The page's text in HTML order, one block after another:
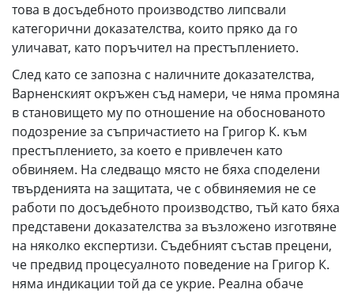
това в досъдебното производство липсвали
категорични доказателства, които пряко да го
уличават, като поръчител на престъплението.
След като се запозна с наличните доказателства,
Варненският окръжен съд намери, че няма промяна
в становището му по отношение на обоснованото
подозрение за съпричастието на Григор К. към
престъплението, за което е привлечен като
обвиняем. На следващо място не бяха споделени
твърденията на защитата, че с обвиняемия не се
работи по досъдебното производство, тъй като бяха
представени доказателства за възложено изготвяне
на няколко експертизи. Съдебният състав прецени,
че предвид процесуалното поведение на Григор К.
няма индикации той да се укрие. Реална обаче